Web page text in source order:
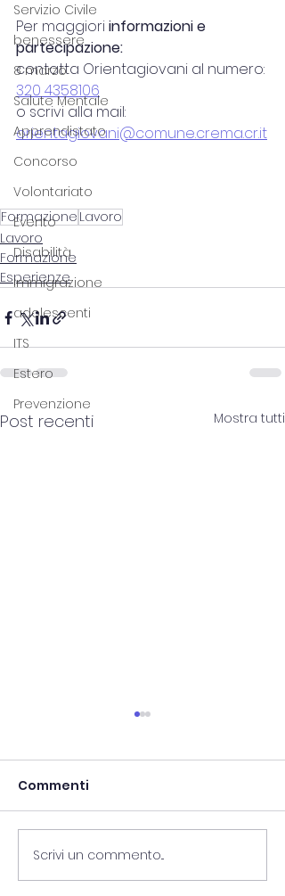
Servizio Civile
benessere
8 marzo
Salute Mentale
Apprendistato
Concorso
Volontariato
Evento
Disabilità
Immigrazione
adolescenti
ITS
Estero
Prevenzione
Per maggiori informazioni e
partecipazione:
contatta Orientagiovani al numero:
320 4358106
o scrivi alla mail:
orientagiovani@comune.crema.cr.it
Formazione Lavoro
Lavoro
Formazione
Esperienze
Post recenti Mostra tutti
Recruiting Day 26
maggio - settore
Commenti
Scrivi un commento...